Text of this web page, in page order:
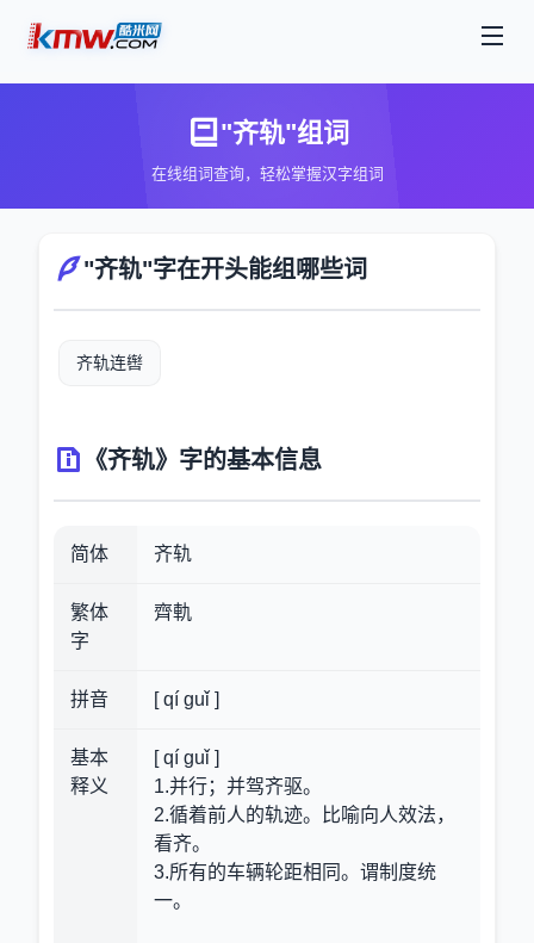
"齐轨"组词
在线组词查询，轻松掌握汉字组词
"齐轨"字在开头能组哪些词
齐轨连辔
《齐轨》字的基本信息
简体 齐轨
繁体
字
齊軌
拼音 [ qí guǐ ]
基本
释义
[ qí guǐ ]
1.并行；并驾齐驱。
2.循着前人的轨迹。比喻向人效法，
看齐。
3.所有的车辆轮距相同。谓制度统
一。